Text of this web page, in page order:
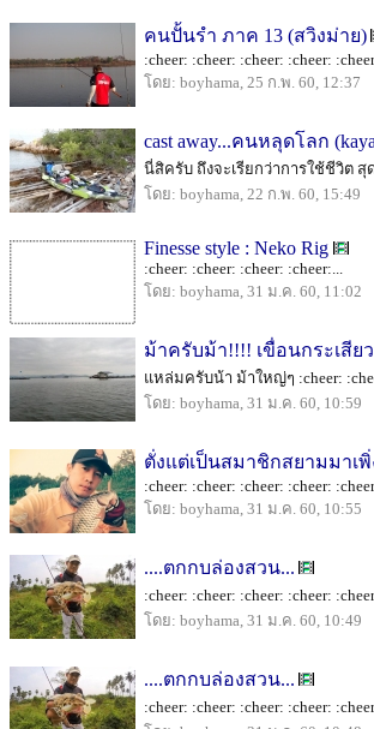
คนปั้นรำ ภาค 13 (สวิงม่าย)
:cheer: :cheer: :cheer: :cheer:
โดย: boyhama, 25 ก.พ. 60, 12:37
cast away...คนหลุดโลก
นี่สิครับ ถึงจะเรียกว่าการใช้ชีวิต
โดย: boyhama, 22 ก.พ. 60, 15:49
Finesse style : Neko Rig
:cheer: :cheer: :cheer: :cheer:...
โดย: boyhama, 31 ม.ค. 60, 11:02
ม้าครับม้า!!!! เขื่อนกระเสียว
แหล่มครับน้า ม้าใหญ่ๆ :cheer:
โดย: boyhama, 31 ม.ค. 60, 10:59
ตั่งแต่เป็นสมาชิกสยามมาเพิ่
:cheer: :cheer: :cheer: :cheer:
โดย: boyhama, 31 ม.ค. 60, 10:55
....ตกกบล่องสวน...
:cheer: :cheer: :cheer: :cheer:
โดย: boyhama, 31 ม.ค. 60, 10:49
....ตกกบล่องสวน...
:cheer: :cheer: :cheer: :cheer: